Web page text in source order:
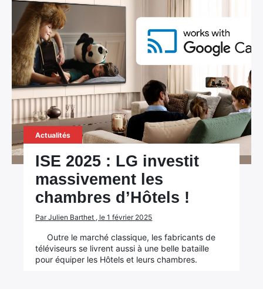
Actualités
ISE 2025 : LG investit
massivement les
chambres d’Hôtels !
Par Julien Barthet , le 1 février 2025
Outre le marché classique, les fabricants de
téléviseurs se livrent aussi à une belle bataille
pour équiper les Hôtels et leurs chambres.